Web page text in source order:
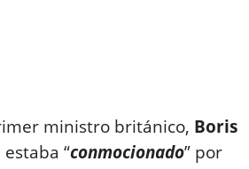
ministro británico, Boris
“conmocionado” por